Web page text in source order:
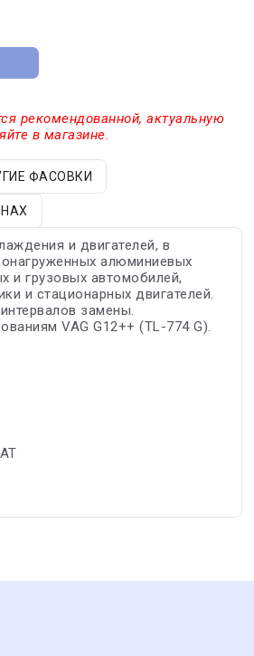
рекомендованной, актуальную
в магазине.
ФАСОВКИ
и двигателей, в
алюминиевых
и грузовых автомобилей,
и стационарных двигателей.
замены.
VAG G12++ (TL-774 G).